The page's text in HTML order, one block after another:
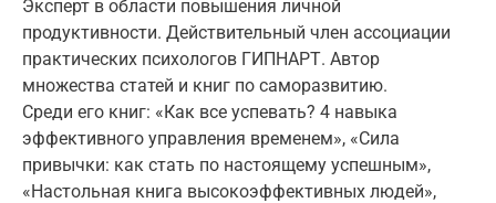
Эксперт в области повышения личной
продуктивности. Действительный член ассоциации
практических психологов ГИПНАРТ. Автор
множества статей и книг по саморазвитию.
Среди его книг: «Как все успевать? 4 навыка
эффективного управления временем», «Сила
привычки: как стать по настоящему успешным»,
«Настольная книга высокоэффективных людей»,